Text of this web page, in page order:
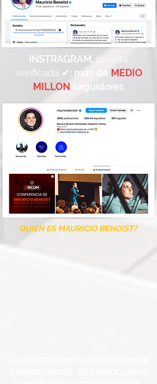
INSTRAGRAM, cuenta
verificada ✔: más de MEDIO
MILLON
seguidores
QUIEN ES MAURICIO BENOIST?